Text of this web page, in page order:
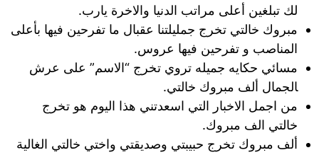
لك تبلغين أعلى مراتب الدنيا والاخرة يارب.
مبروك خالتي تخرج جمليلتنا عقبال ما تفرحين فيها بأعلى
المناصب و تفرحين فيها عروس.
مسائي حكايه جميله تروي تخرج “الاسم” على عرش
ﺎلجمال ألف مبروك خالتي.
من اجمل الاخبار التي اسعدتني هذا اليوم هو تخرج
خالتي الف مبروك.
ألف مبروك تخرج حبيبتي وصديقتي واختي خالتي الغالية